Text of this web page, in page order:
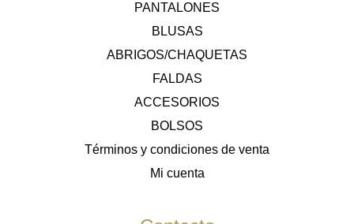
PANTALONES
BLUSAS
ABRIGOS/CHAQUETAS
FALDAS
ACCESORIOS
BOLSOS
Términos y condiciones de venta
Mi cuenta